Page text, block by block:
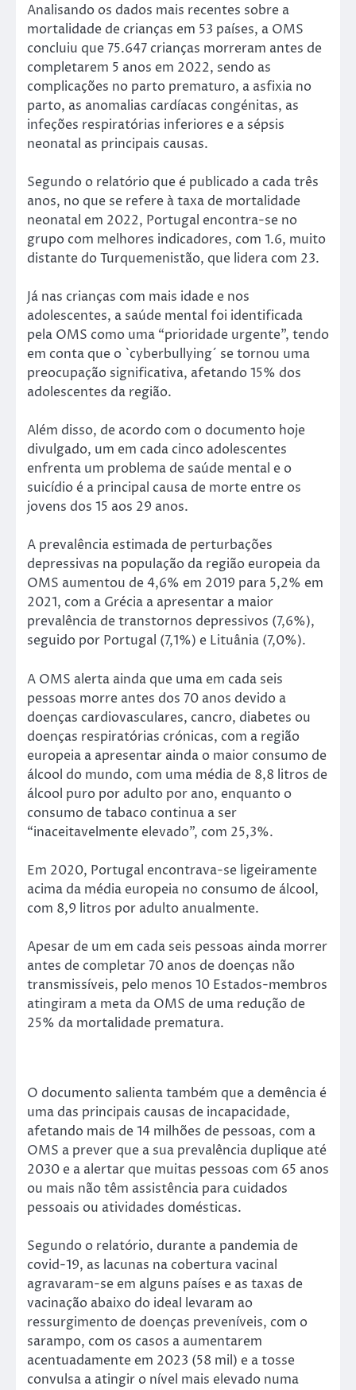
Analisando os dados mais recentes sobre a
mortalidade de crianças em 53 países, a OMS
concluiu que 75.647 crianças morreram antes de
completarem 5 anos em 2022, sendo as
complicações no parto prematuro, a asfixia no
parto, as anomalias cardíacas congénitas, as
infeções respiratórias inferiores e a sépsis
neonatal as principais causas.
Segundo o relatório que é publicado a cada três
anos, no que se refere à taxa de mortalidade
neonatal em 2022, Portugal encontra-se no
grupo com melhores indicadores, com 1.6, muito
distante do Turquemenistão, que lidera com 23.
Já nas crianças com mais idade e nos
adolescentes, a saúde mental foi identificada
pela OMS como uma “prioridade urgente”, tendo
em conta que o `cyberbullying´ se tornou uma
preocupação significativa, afetando 15% dos
adolescentes da região.
Além disso, de acordo com o documento hoje
divulgado, um em cada cinco adolescentes
enfrenta um problema de saúde mental e o
suicídio é a principal causa de morte entre os
jovens dos 15 aos 29 anos.
A prevalência estimada de perturbações
depressivas na população da região europeia da
OMS aumentou de 4,6% em 2019 para 5,2% em
2021, com a Grécia a apresentar a maior
prevalência de transtornos depressivos (7,6%),
seguido por Portugal (7,1%) e Lituânia (7,0%).
A OMS alerta ainda que uma em cada seis
pessoas morre antes dos 70 anos devido a
doenças cardiovasculares, cancro, diabetes ou
doenças respiratórias crónicas, com a região
europeia a apresentar ainda o maior consumo de
álcool do mundo, com uma média de 8,8 litros de
álcool puro por adulto por ano, enquanto o
consumo de tabaco continua a ser
“inaceitavelmente elevado”, com 25,3%.
Em 2020, Portugal encontrava-se ligeiramente
acima da média europeia no consumo de álcool,
com 8,9 litros por adulto anualmente.
Apesar de um em cada seis pessoas ainda morrer
antes de completar 70 anos de doenças não
transmissíveis, pelo menos 10 Estados-membros
atingiram a meta da OMS de uma redução de
25% da mortalidade prematura.
O documento salienta também que a demência é
uma das principais causas de incapacidade,
afetando mais de 14 milhões de pessoas, com a
OMS a prever que a sua prevalência duplique até
2030 e a alertar que muitas pessoas com 65 anos
ou mais não têm assistência para cuidados
pessoais ou atividades domésticas.
Segundo o relatório, durante a pandemia de
covid-19, as lacunas na cobertura vacinal
agravaram-se em alguns países e as taxas de
vacinação abaixo do ideal levaram ao
ressurgimento de doenças preveníveis, com o
sarampo, com os casos a aumentarem
acentuadamente em 2023 (58 mil) e a tosse
convulsa a atingir o nível mais elevado numa